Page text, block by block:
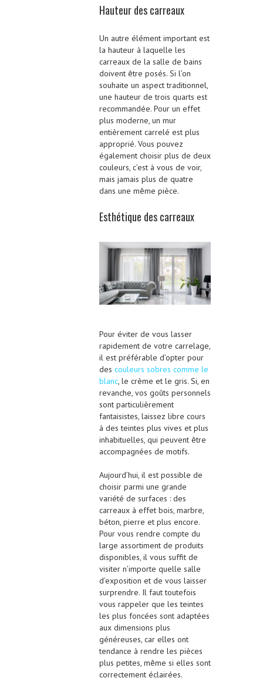
Hauteur des carreaux
Un autre élément important est
la hauteur à laquelle les
carreaux de la salle de bains
doivent être posés. Si l’on
souhaite un aspect traditionnel,
une hauteur de trois quarts est
recommandée. Pour un effet
plus moderne, un mur
entièrement carrelé est plus
approprié. Vous pouvez
également choisir plus de deux
couleurs, c’est à vous de voir,
mais jamais plus de quatre
dans une même pièce.
Esthétique des carreaux
Pour éviter de vous lasser
rapidement de votre carrelage,
il est préférable d’opter pour
des couleurs sobres comme le
blanc , le crème et le gris. Si, en
revanche, vos goûts personnels
sont particulièrement
fantaisistes, laissez libre cours
à des teintes plus vives et plus
inhabituelles, qui peuvent être
accompagnées de motifs.
Aujourd’hui, il est possible de
choisir parmi une grande
variété de surfaces : des
carreaux à effet bois, marbre,
béton, pierre et plus encore.
Pour vous rendre compte du
large assortiment de produits
disponibles, il vous suffit de
visiter n’importe quelle salle
d’exposition et de vous laisser
surprendre. Il faut toutefois
vous rappeler que les teintes
les plus foncées sont adaptées
aux dimensions plus
généreuses, car elles ont
tendance à rendre les pièces
plus petites, même si elles sont
correctement éclairées.